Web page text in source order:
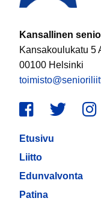
Kansallinen
Kansakoulukatu 5
00100 Helsinki
Facebook
Etusivu
Liitto
Edunvalvonta
Patina